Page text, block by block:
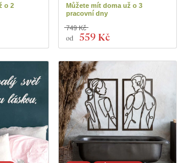
o 2
Můžete mít doma už o 3
pracovní dny
od 559 Kč
749 Kč